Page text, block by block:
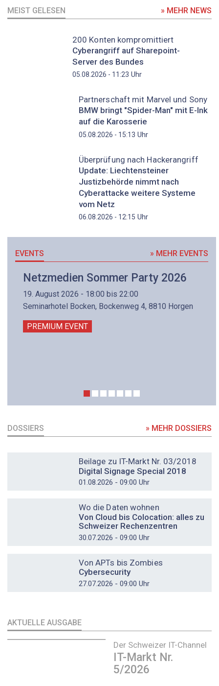
MEIST GELESEN » MEHR NEWS
200 Konten kompromittiert
Cyberangriff auf Sharepoint-
Server des Bundes
05.08.2026 - 11:23 Uhr
Partnerschaft mit Marvel und Sony
BMW bringt "Spider-Man" mit E-Ink
auf die Karosserie
05.08.2026 - 15:13 Uhr
Überprüfung nach Hackerangriff
Update: Liechtensteiner
Justizbehörde nimmt nach
Cyberattacke weitere Systeme
vom Netz
06.08.2026 - 12:15 Uhr
EVENTS » MEHR EVENTS
Netzmedien Sommer Party 2026
19. August 2026 - 18:00 bis 22:00
Seminarhotel Bocken, Bockenweg 4, 8810 Horgen
PREMIUM EVENT
DOSSIERS » MEHR DOSSIERS
Beilage zu IT-Markt Nr. 03/2018
Digital Signage Special 2018
01.08.2026 - 09:00 Uhr
Wo die Daten wohnen
Von Cloud bis Colocation: alles zu
Schweizer Rechenzentren
30.07.2026 - 09:00 Uhr
Von APTs bis Zombies
Cybersecurity
27.07.2026 - 09:00 Uhr
AKTUELLE AUSGABE
Der Schweizer IT-Channel
IT-Markt Nr.
5/2026